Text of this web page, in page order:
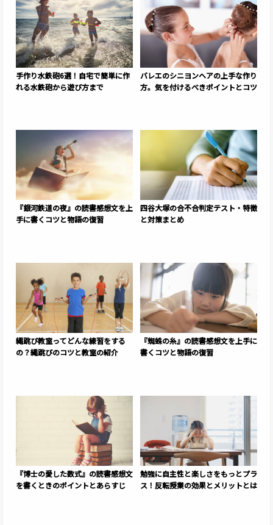
手作り水鉄砲6選！自宅で簡単に作
れる水鉄砲から遊び方まで
バレエのシニヨンヘアの上手な作り
方。気を付けるべきポイントとコツ
『銀河鉄道の夜』の読書感想文を上
手に書くコツと物語の復習
四谷大塚の合不合判定テスト・特徴
と対策まとめ
縄跳び教室ってどんな練習をする
の？縄跳びのコツと教室の紹介
『蜘蛛の糸』の読書感想文を上手に
書くコツと物語の復習
『博士の愛した数式』の読書感想文
を書くときのポイントとあらすじ
勉強に自主性と楽しさをもっとプラ
ス！反転授業の効果とメリットとは